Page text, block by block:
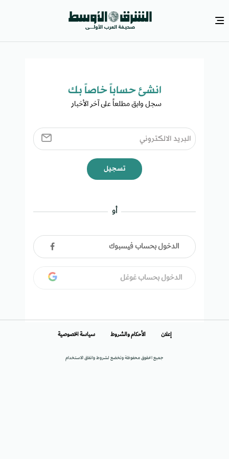
انشئ حساباً خاصاً بك​
سجل وابق مطلعاً على آخر الأخبار ​
تسجيل
أو
الدخول بحساب فيسبوك
الدخول بحساب غوغل
جميع الحقوق محفوظة وتخضع لشروط واتفاق الاستخدام
إعلان الأحكام والشروط سياسة الخصوصية